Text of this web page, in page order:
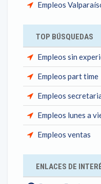
Empleos
TOP BÚSQUEDAS
Empleos sin
Empleos part time
Empleos
Empleos lunes a
Empleos ventas
ENLACES DE